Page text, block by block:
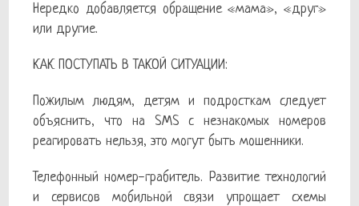
Нередко добавляется обращение «мама», «друг»
или другие.
КАК ПОСТУПАТЬ В ТАКОЙ СИТУАЦИИ:
Пожилым людям, детям и подросткам следует
объяснить, что на SMS с незнакомых номеров
реагировать нельзя, это могут быть мошенники.
Телефонный номер-грабитель. Развитие технологий
и сервисов мобильной связи упрощает схемы